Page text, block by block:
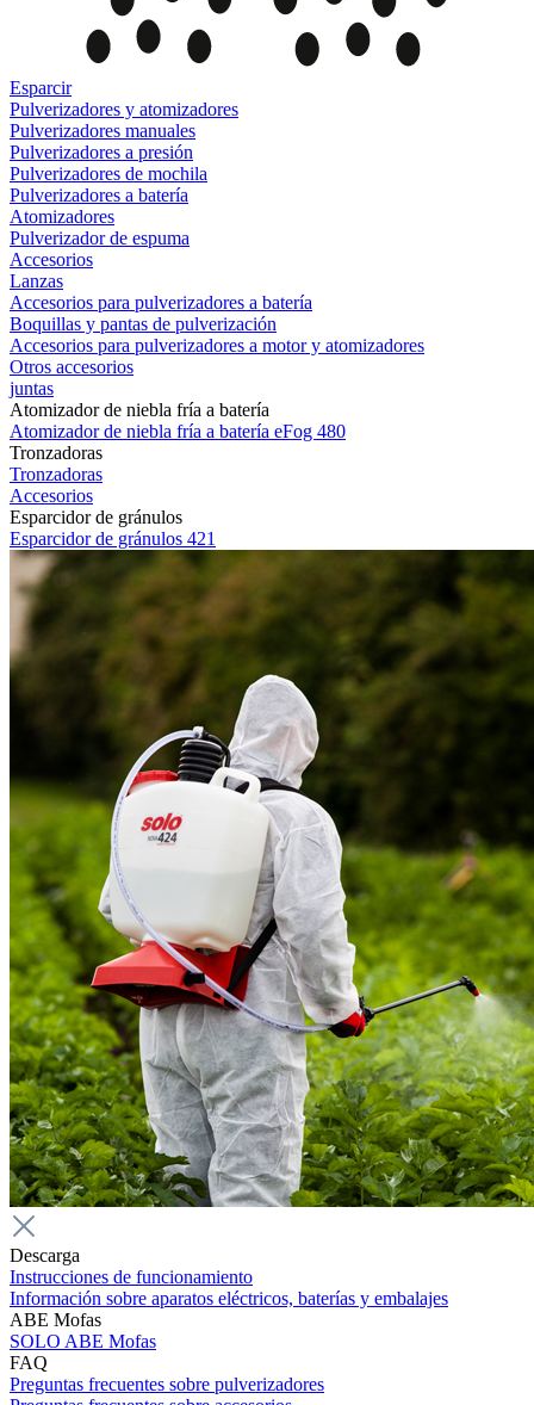
Esparcir
Pulverizadores y atomizadores
Pulverizadores manuales
Pulverizadores a presión
Pulverizadores de mochila
Pulverizadores a batería
Atomizadores
Pulverizador de espuma
Accesorios
Lanzas
Accesorios para pulverizadores a batería
Boquillas y pantas de pulverización
Accesorios para pulverizadores a motor y atomizadores
Otros accesorios
juntas
Atomizador de niebla fría a batería
Atomizador de niebla fría a batería eFog 480
Tronzadoras
Tronzadoras
Accesorios
Esparcidor de gránulos
Esparcidor de gránulos 421
Descarga
Instrucciones de funcionamiento
Información sobre aparatos eléctricos, baterías y embalajes
ABE Mofas
SOLO ABE Mofas
FAQ
Preguntas frecuentes sobre pulverizadores